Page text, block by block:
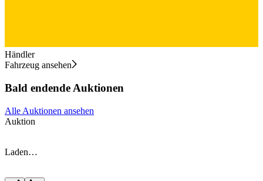
Händler
Fahrzeug ansehen
Bald endende Auktionen
Alle Auktionen ansehen
Auktion
Laden…